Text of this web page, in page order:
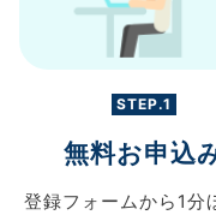
STEP.1
無料お申込
登録フォームから 1分